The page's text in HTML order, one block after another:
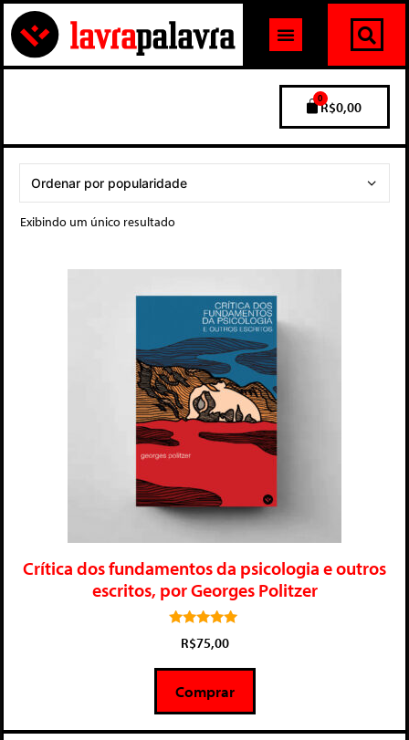
R$0,00
0
Exibindo um único resultado
Crítica dos fundamentos da psicologia e outros
escritos, por Georges Politzer
5.00
de 5
R$75,00
Comprar